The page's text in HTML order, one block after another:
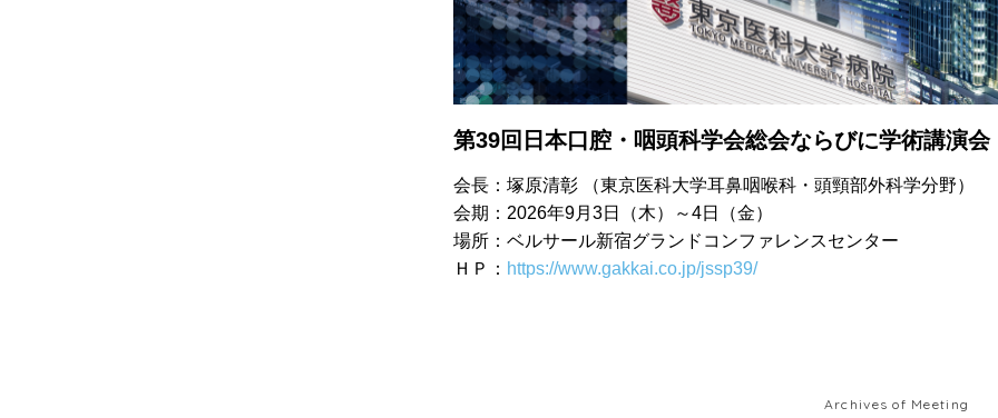
第39回日本口腔・咽頭科学会総会ならびに学術講演会
会長：塚原清彰 （東京医科大学耳鼻咽喉科・頭頸部外科学分野）
会期：2026年9月3日（木）～4日（金）
場所：ベルサール新宿グランドコンファレンスセンター
ＨＰ： https://www.gakkai.co.jp/jssp39/
Archives of Meeting